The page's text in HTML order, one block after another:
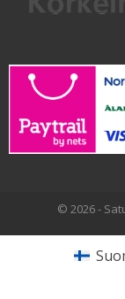
© 2026 -